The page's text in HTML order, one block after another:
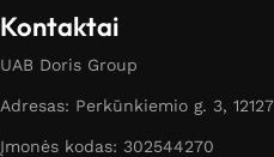
Kontaktai
UAB Doris Group
Adresas: Perkūnkiemio g. 3,
Įmonės kodas: 302544270